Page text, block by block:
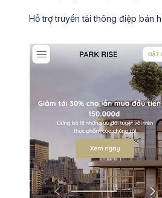
Hỗ trợ truyền tải thông điệp bán